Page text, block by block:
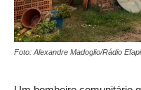
Foto: Alexandre Madoglio/Rádio Efapi